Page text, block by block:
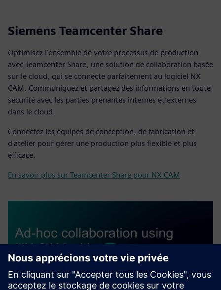
Siemens Teamcenter Share
Optimisez l'ensemble de votre processus de production
avec Teamcenter Share, une solution de collaboration basée
sur le cloud, qui se connecte parfaitement au logiciel NX
CAM. Communiquez et partagez des informations en toute
sécurité avec les parties prenantes internes et externes
dans le cloud.
Connectez les équipes de conception, de fabrication et
d'atelier pour gérer une production plus flexible et plus
efficace.
En savoir plus sur Teamcenter Share pour NX CAM
Play